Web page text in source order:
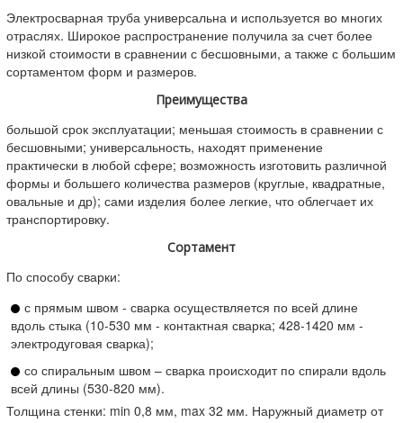
Труба электросварная ГОСТ 10704-91
Труба электросварная 09Г2С
Труба электросварная СТ10
Труба электросварная СТ20
Труба электросварная Ст3
Труба электросварная 09ГСФ
Электросварная труба универсальна и используется во многих
отраслях. Широкое распространение получила за счет более
низкой стоимости в сравнении с бесшовными, а также с большим
сортаментом форм и размеров.
Преимущества
большой срок эксплуатации; меньшая стоимость в сравнении с
бесшовными; универсальность, находят применение
практически в любой сфере; возможность изготовить различной
формы и большего количества размеров (круглые, квадратные,
овальные и др); сами изделия более легкие, что облегчает их
транспортировку.
Сортамент
По способу сварки:
с прямым швом - сварка осуществляется по всей длине
вдоль стыка (10-530 мм - контактная сварка; 428-1420 мм -
электродуговая сварка);
со спиральным швом – сварка происходит по спирали вдоль
всей длины (530-820 мм).
Толщина стенки: min 0,8 мм, max 32 мм. Наружный диаметр от